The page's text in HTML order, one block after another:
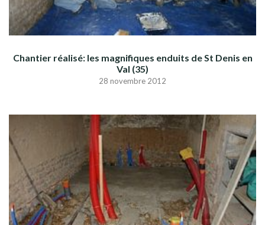
Chantier réalisé: les magnifiques enduits de St Denis en
Val (35)
28 novembre 2012